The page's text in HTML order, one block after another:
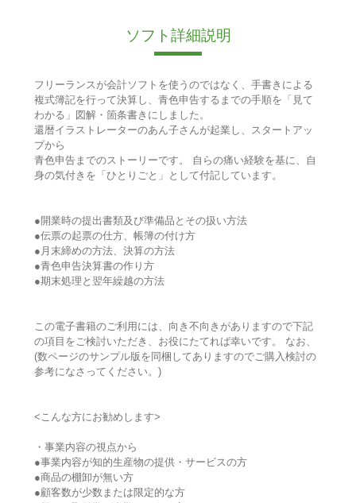
ソフト詳細説明
フリーランスが会計ソフトを使うのではなく、手書きによる
複式簿記を行って決算し、青色申告するまでの手順を「見て
わかる」図解・箇条書きにしました。
還暦イラストレーターのあん子さんが起業し、スタートアッ
プから
青色申告までのストーリーです。 自らの痛い経験を基に、自
身の気付きを「ひとりごと」として付記しています。
●開業時の提出書類及び準備品とその扱い方法
●伝票の起票の仕方、帳簿の付け方
●月末締めの方法、決算の方法
●青色申告決算書の作り方
●期末処理と翌年繰越の方法
この電子書籍のご利用には、向き不向きがありますので下記
の項目をご検討いただき、お役にたてれば幸いです。 なお、
(数ページのサンプル版を同梱してありますのでご購入検討の
参考になさってください。)
<こんな方にお勧めします>
・事業内容の視点から
●事業内容が知的生産物の提供・サービスの方
●商品の棚卸が無い方
●顧客数が少数または限定的な方